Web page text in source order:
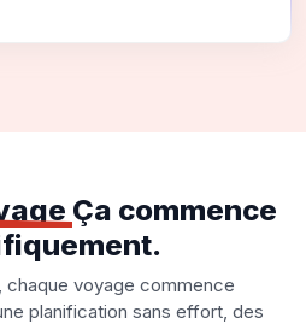
Ça commence
chaque voyage commence
planification sans effort, des